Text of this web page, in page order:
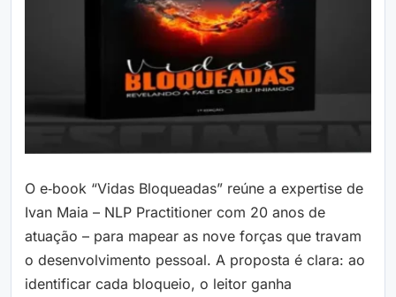
O e‑book “Vidas Bloqueadas” reúne a expertise de
Ivan Maia – NLP Practitioner com 20 anos de
atuação – para mapear as nove forças que travam
o desenvolvimento pessoal. A proposta é clara: ao
identificar cada bloqueio, o leitor ganha